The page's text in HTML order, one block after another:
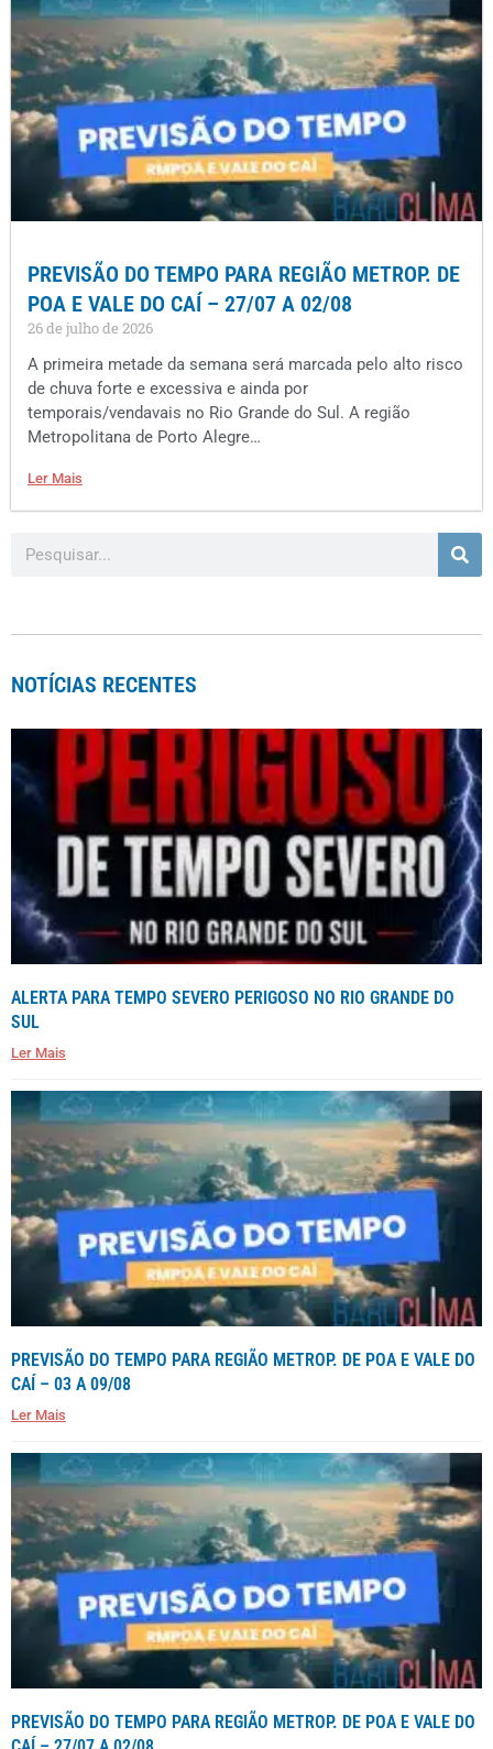
PREVISÃO DO TEMPO PARA REGIÃO METROP. DE
POA E VALE DO CAÍ – 27/07 A 02/08
26 de julho de 2026
A primeira metade da semana será marcada pelo alto risco
de chuva forte e excessiva e ainda por
temporais/vendavais no Rio Grande do Sul. A região
Metropolitana de Porto Alegre…
Ler Mais
NOTÍCIAS RECENTES
ALERTA PARA TEMPO SEVERO PERIGOSO NO RIO GRANDE DO
SUL
Ler Mais
PREVISÃO DO TEMPO PARA REGIÃO METROP. DE POA E VALE DO
CAÍ – 03 A 09/08
Ler Mais
PREVISÃO DO TEMPO PARA REGIÃO METROP. DE POA E VALE DO